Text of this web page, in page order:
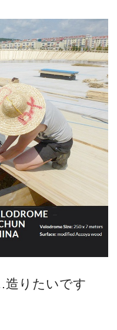
たいです